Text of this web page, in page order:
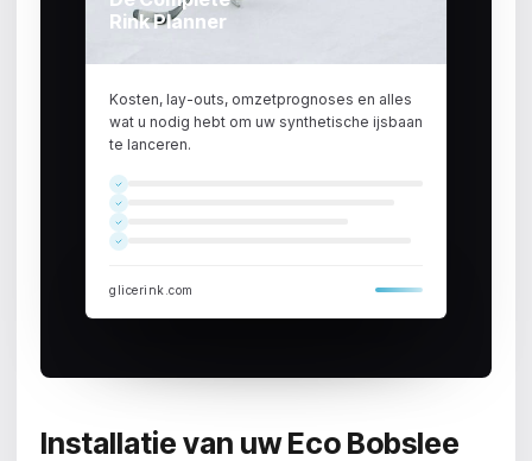
Rink Planner
Kosten, lay-outs, omzetprognoses en alles
wat u nodig hebt om uw synthetische ijsbaan
te lanceren.
glicerink.com
Installatie van uw Eco Bobslee